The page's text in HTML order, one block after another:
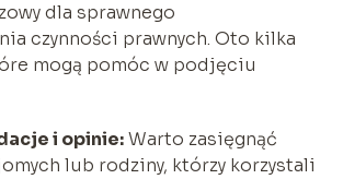
dla sprawnego
czynności prawnych. Oto kilka
mogą pomóc w podjęciu
i opinie:Warto zasięgnąć
lub rodziny, którzy korzystali